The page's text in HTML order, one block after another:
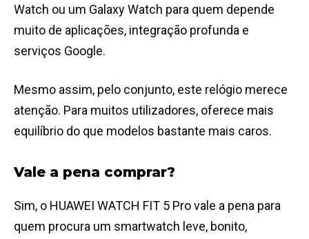
Watch ou um Galaxy Watch para quem depende
muito de aplicações, integração profunda e
serviços Google.
Mesmo assim, pelo conjunto, este relógio merece
atenção. Para muitos utilizadores, oferece mais
equilíbrio do que modelos bastante mais caros.
Vale a pena comprar?
Sim, o HUAWEI WATCH FIT 5 Pro vale a pena para
quem procura um smartwatch leve, bonito,